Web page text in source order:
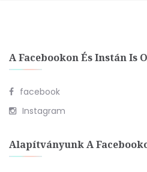
A Facebookon És Instán Is
facebook
Instagram
Alapítványunk A